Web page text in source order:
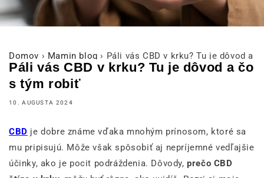
Domov › Mamin blog › Páli vás CBD v krku? Tu je dôvod a
Páli vás CBD v krku? Tu je dôvod a čo
s tým robiť
10. AUGUSTA 2024
CBD je dobre známe vďaka mnohým prínosom, ktoré sa
mu pripisujú. Môže však spôsobiť aj nepríjemné vedľajšie
účinky, ako je pocit podráždenia. Dôvody,prečo CBD